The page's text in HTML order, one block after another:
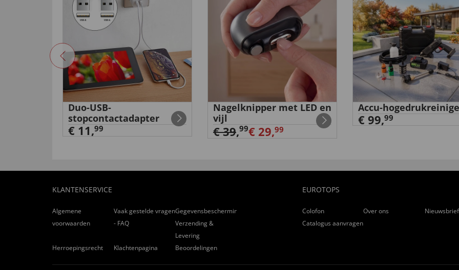
Duo-USB-
stopcontactadapter
€ 11,99
Nagelknipper met LED en
vijl
€ 39,99€ 29,99
Accu-
€ 99,99
KLANTENSERVICE
Algemene
voorwaarden
Vaak gestelde vragen
- FAQ
Gegevensbescherming
Verzending &
Levering
Herroepingsrecht
Klachtenpagina Beoordelingen
EUROTOPS
Colofon Over ons
Nieuwsbrief
Catalogus aanvragen